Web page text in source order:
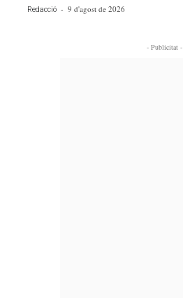
Redacció - 9 d'agost de 2026
- Publicitat -